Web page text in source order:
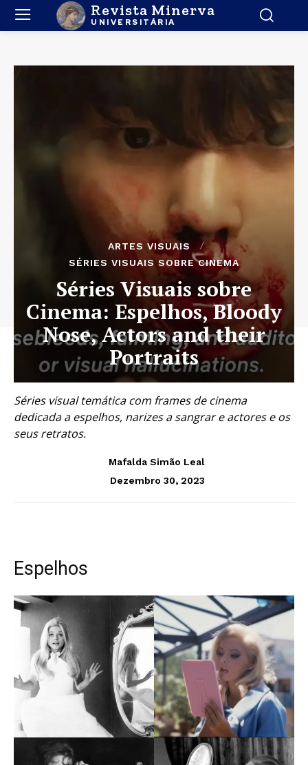
Revista Minerva
UNIVERSITÁRIA
ARTES VISUAIS
SÉRIES VISUAIS SOBRE CINEMA
Séries Visuais sobre
Cinema: Espelhos, Bloody
Nose, Actors and their
Portraits
Séries visual temática com frames de cinema
dedicada a espelhos, narizes a sangrar e actores e os
seus retratos.
Mafalda Simão Leal
Dezembro 30, 2023
Espelhos